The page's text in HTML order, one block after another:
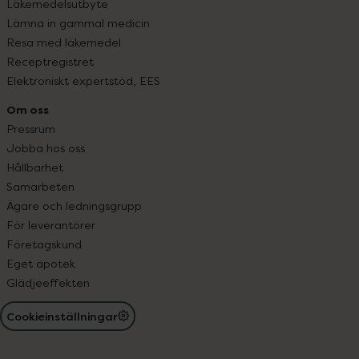
Läkemedelsutbyte
Lämna in gammal medicin
Resa med läkemedel
Receptregistret
Elektroniskt expertstöd, EES
Om oss
Pressrum
Jobba hos oss
Hållbarhet
Samarbeten
Ägare och ledningsgrupp
För leverantörer
Företagskund
Eget apotek
Glädjeeffekten
Cookieinställningar